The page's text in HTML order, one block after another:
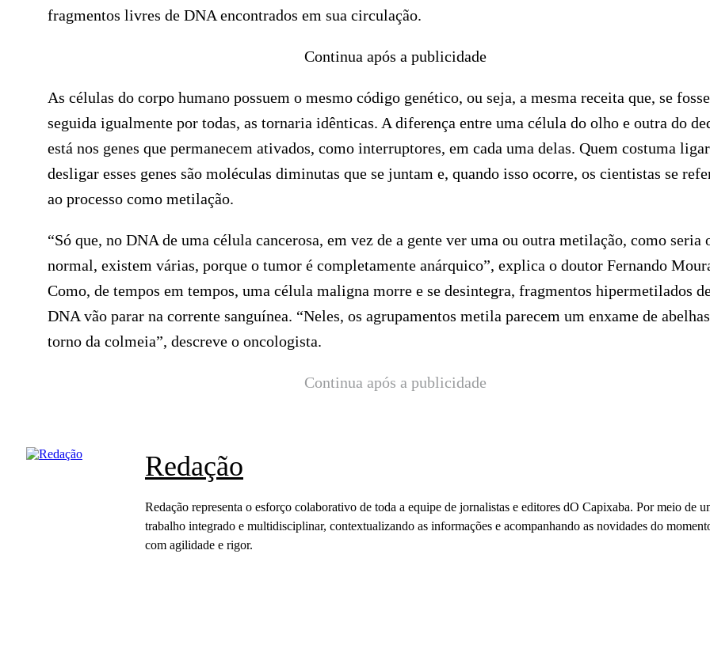
fragmentos livres de DNA encontrados em sua circulação.
Continua após a publicidade
As células do corpo humano possuem o mesmo código genético, ou seja, a mesma receita que, se fosse
seguida igualmente por todas, as tornaria idênticas. A diferença entre uma célula do olho e outra do
está nos genes que permanecem ativados, como interruptores, em cada uma delas. Quem costuma
desligar esses genes são moléculas diminutas que se juntam e, quando isso ocorre, os cientistas se
ao processo como metilação.
“Só que, no DNA de uma célula cancerosa, em vez de a gente ver uma ou outra metilação, como seria
normal, existem várias, porque o tumor é completamente anárquico”, explica o doutor Fernando
Como, de tempos em tempos, uma célula maligna morre e se desintegra, fragmentos hipermetilados
DNA vão parar na corrente sanguínea. “Neles, os agrupamentos metila parecem um enxame de
torno da colmeia”, descreve o oncologista.
Continua após a publicidade
Redação
Redação representa o esforço colaborativo de toda a equipe de jornalistas e editores dO Capixaba. Por meio de
trabalho integrado e multidisciplinar, contextualizando as informações e acompanhando as novidades do
com agilidade e rigor.